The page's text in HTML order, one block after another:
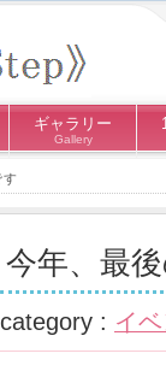
ギャラリー
Gallery
す
今年、最
category : イ